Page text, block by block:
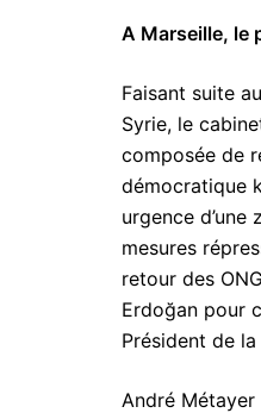
A Marseille, le
Faisant suite
Syrie, le
composée de
démocratique
urgence d’une
mesures
retour des
Erdoğan pour
Président de
André Métayer